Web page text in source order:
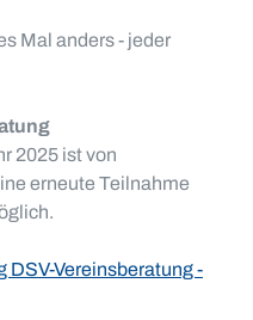
Mal anders - jeder
2025 ist von
erneute Teilnahme
DSV-Vereinsberatung -